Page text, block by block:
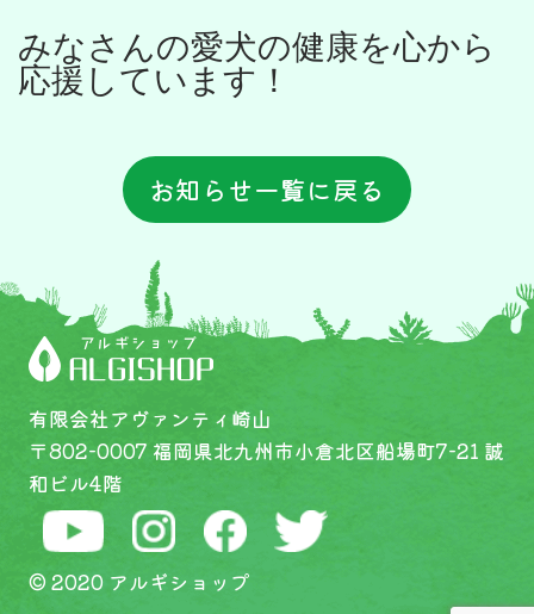
みなさんの愛犬の健康を心から
応援しています！
お知らせ一覧に戻る
有限会社アヴァンティ崎山
〒802-0007 福岡県北九州市小倉北区船場町7-21 誠
和ビル4階
© 2020 アルギショップ